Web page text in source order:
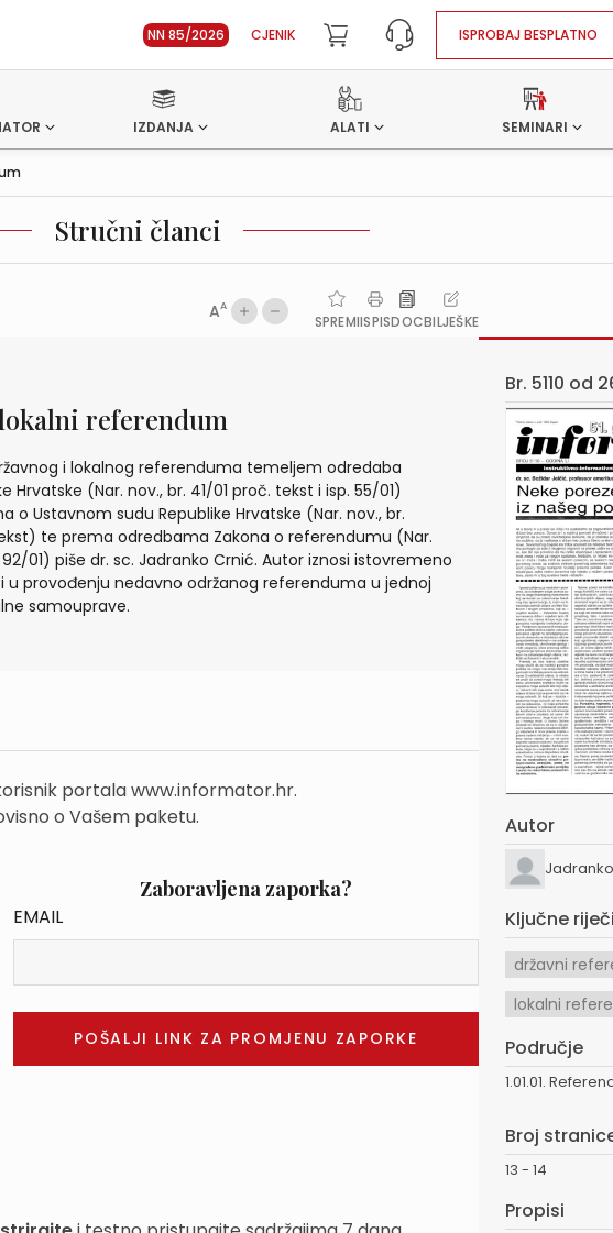
NN 85/2026 CJENIK ISPROBAJ BESPLATNO
IZDANJA ALATI SEMINARI
Stručni članci
AA
SPREMIISPISDOCBILJEŠKE
referendum
i lokalnog referenduma temeljem odredaba
Hrvatske (Nar. nov., br. 41/01 proč. tekst i isp. 55/01)
o Ustavnom sudu Republike Hrvatske (Nar. nov., br.
te prema odredbama Zakona o referendumu (Nar.
01) piše dr. sc. Jadranko Crnić. Autor iznosi istovremeno
u provođenju nedavno održanog referenduma u jednoj
samouprave.
portala www.informator.hr.
o Vašem paketu.
Zaboravljena zaporka?
EMAIL
Br. 5110 od
Autor
Ključne riječi
državni
lokalni
Područje
1.01.01.
Broj
13 - 14
Propisi